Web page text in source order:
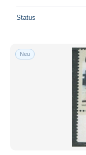
Status
Neu